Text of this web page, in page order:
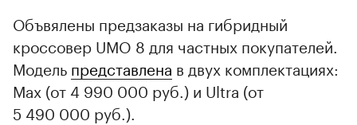
Объвялены предзаказы на гибридный
кроссовер UMO 8 для частных покупателей.
Модель представлена в двух комплектациях:
Max (от 4 990 000 руб.) и Ultra (от
5 490 000 руб.).